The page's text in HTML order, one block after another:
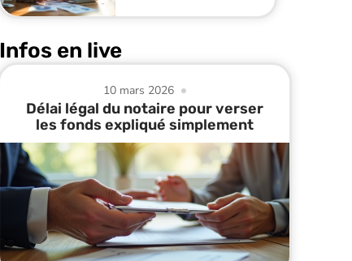
Infos en live
10 mars 2026
Délai légal du notaire pour verser
les fonds expliqué simplement